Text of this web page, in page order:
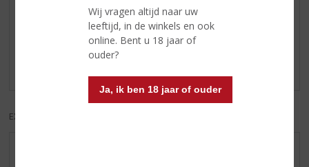
Wij vragen altijd naar uw
leeftijd, in de winkels en ook
online. Bent u 18 jaar of
ouder?
Ja, ik ben 18 jaar of ouder
Reviews
Schrijf een review
EXCL. BTW